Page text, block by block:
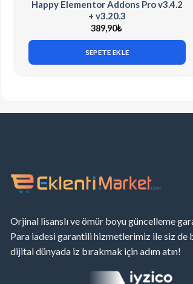
Happy Elementor Addons Pro v3.4.2
+ v3.20.3
389,90₺
SEPETE EKLE
Orjinal lisanslı ve ömür boyu güncelleme
Para iadesi garantili hizmetlerimiz ile siz
dijital dünyada iz bırakmak için adım atın!